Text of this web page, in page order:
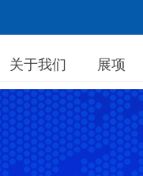
关于我们 展项